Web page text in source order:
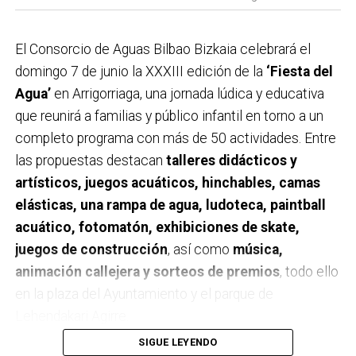
El Consorcio de Aguas Bilbao Bizkaia celebrará el
domingo 7 de junio la XXXIII edición de la ‘Fiesta del
Agua’en Arrigorriaga, una jornada lúdica y educativa
que reunirá a familias y público infantil en torno a un
completo programa con más de 50 actividades. Entre
las propuestas destacan talleres didácticos y
artísticos, juegos acuáticos, hinchables, camas
elásticas, una rampa de agua, ludoteca, paintball
acuático, fotomatón, exhibiciones de skate,
juegos de construcción, así como música,
animación callejera y sorteos de premios, todo ello
en la plaza del Ayuntamiento y el parque de
SIGUE LEYENDO